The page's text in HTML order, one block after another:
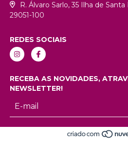
R. Álvaro Sarlo, 35 Ilha de
29051-100
REDES SOCIAIS
RECEBA AS NOVIDADES,
NEWSLETTER!